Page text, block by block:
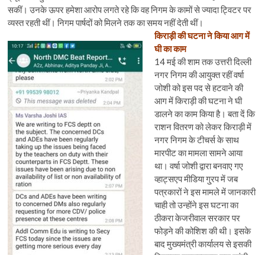
सकीं। उनके ऊपर हमेशा आरोप लगते रहे कि वह निगम के कामों से ज्यादा ट्विटर पर
व्यस्त रहती थीं। निगम पार्षदों को मिलने तक का समय नहीं देती थीं।
किराड़ी की घटना ने किया आग में
घी का काम
14 मई की शाम तक उत्तरी दिल्ली
नगर निगम की आयुक्त रहीं वर्षा
जोशी को इस पद से हटवाने की
आग में किराड़ी की घटना ने घी
डालने का काम किया है। बता दें कि
राशन वितरण को लेकर किराड़ी में
नगर निगम के टीचर्स के साथ
मारपीट का मामला सामने आया
था। वर्षा जोशी द्वारा बनवाए गए
व्हाट्सएप मीडिया गु्रप में जब
पत्रकारों ने इस मामले में जानकारी
चाही तो उन्होंने इस घटना का
ठीकरा केजरीवाल सरकार पर
फोड़ने की कोशिश की थी। इसके
बाद मुख्यमंत्री कार्यालय से इसकी